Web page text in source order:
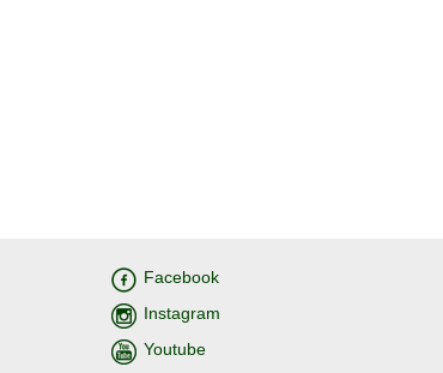
Facebook
Instagram
Youtube